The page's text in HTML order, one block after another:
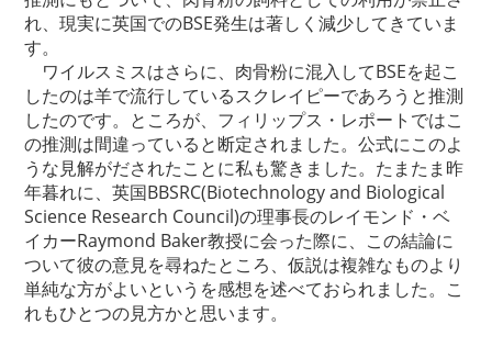
れ、現実に英国でのBSE発生は著しく減少してきていま
す。
ワイルスミスはさらに、肉骨粉に混入してBSEを起こ
したのは羊で流行しているスクレイピーであろうと推測
したのです。ところが、フィリップス・レポートではこ
の推測は間違っていると断定されました。公式にこのよ
うな見解がだされたことに私も驚きました。たまたま昨
年暮れに、英国BBSRC(Biotechnology and Biological
Science Research Council)の理事長のレイモンド・ベ
イカーRaymond Baker教授に会った際に、この結論に
ついて彼の意見を尋ねたところ、仮説は複雑なものより
単純な方がよいというを感想を述べておられました。こ
れもひとつの見方かと思います。